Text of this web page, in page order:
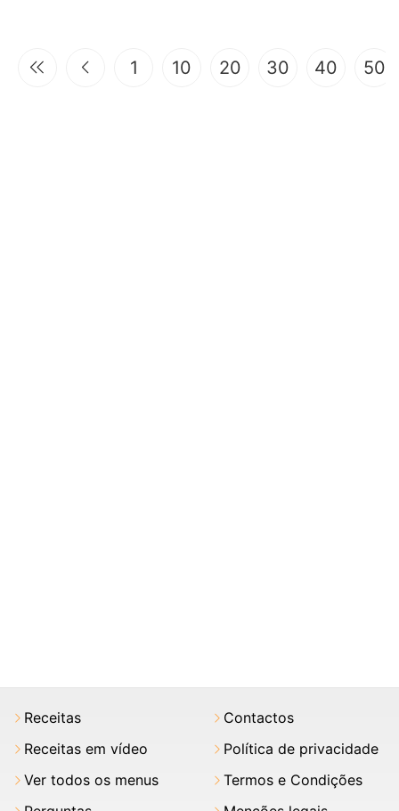
1 10 20 30 40 50
Receitas
Receitas em vídeo
Ver todos os menus
Contactos
Política de privacidade
Termos e Condições